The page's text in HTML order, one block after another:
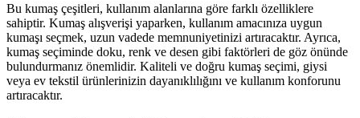
Bu kumaş çeşitleri, kullanım alanlarına göre farklı özelliklere
sahiptir. Kumaş alışverişi yaparken, kullanım amacınıza uygun
kumaşı seçmek, uzun vadede memnuniyetinizi artıracaktır. Ayrıca,
kumaş seçiminde doku, renk ve desen gibi faktörleri de göz önünde
bulundurmanız önemlidir. Kaliteli ve doğru kumaş seçimi, giysi
veya ev tekstil ürünlerinizin dayanıklılığını ve kullanım konforunu
artıracaktır.